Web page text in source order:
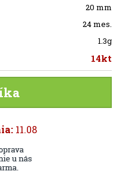
20 mm
24 mes.
1.3g
14kt
11.08